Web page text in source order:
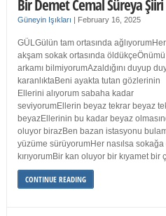
Bir Demet Cemal Süreya Şiiri
Güneyin Işıkları | February 16, 2025
GÜLGülün tam ortasında ağlıyorumHer
akşam sokak ortasında öldükçeÖnümü
arkamı bilmiyorumAzaldığını duyup
karanlıktaBeni ayakta tutan gözlerinin
Ellerini alıyorum sabaha kadar
seviyorumEllerin beyaz tekrar beyaz
beyazEllerinin bu kadar beyaz
oluyor birazBen bazan istasyonu
yüzüme sürüyorumHer nasılsa sokağa
kırıyorumBir kan oluyor bir kıyamet bir
CONTINUE READING